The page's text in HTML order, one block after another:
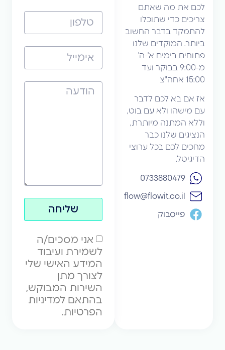
לכם את מה שאתם
צריכים כדי שתוכלו
להתמקד בדבר החשוב
ביותר. המוקדים שלנו
פתוחים בימים א'-ה'
מ-9:00 בבוקר ועד
15:00 אחה"צ
אז אם בא לכם לדבר
עם מישהו ולא עם בוט,
וללא המתנה מיותרת,
הנציגים שלנו כבר
מחכים לכם בכל ערוצי
הדיגיטל.
‪0733880479‬
flow@flowit.co.il
פייסבוק
אני מסכים/ה
לשמירת ועיבוד
המידע האישי שלי
לצורך מתן
השירות המבוקש,
בהתאם למדיניות
הפרטיות.
שליחה